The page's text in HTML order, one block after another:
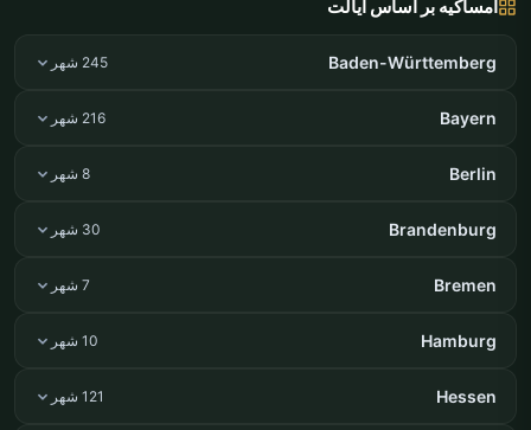
امساکیه بر اساس ایالت
Baden-Württemberg 245 شهر
Bayern 216 شهر
Berlin 8 شهر
Brandenburg 30 شهر
Bremen 7 شهر
Hamburg 10 شهر
Hessen 121 شهر